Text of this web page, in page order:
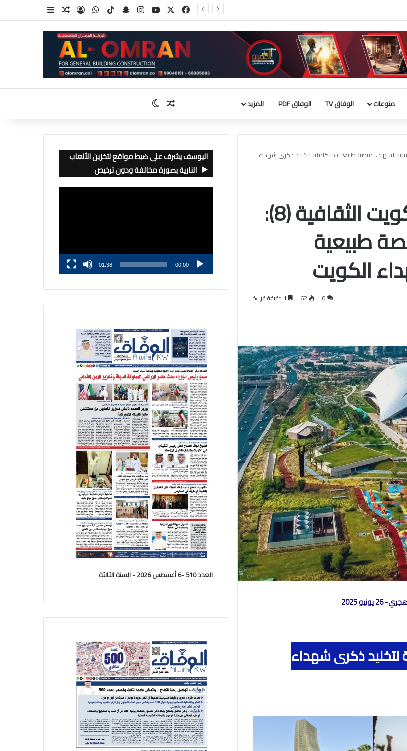
تحرك لحشد موقف دولي لاحترام الوضع التاريخي بالقدس فيسبوك ‫YouTubeانستقرامسناب تشات
‫TikTokواتسابتسجيل الدخول
مقال عشوائي
إضافة عمود
منوعات الوفاق TV الوفاق PDF المزيد مقال عشوائي
الوضع المظلم
الكويت الثقافية (8): متحف حديقة الشهيد.. منصة طبيعية متكاملة لتخليد ذكرى شهداء
مبادرة الوفاق | معالم الكويت الثقافية (8):
طبيعية
الكويت
0
62
ذكرى شهداء
اليوسف يشرف على ضبط مواقع لتخزين الألعاب
النارية بصورة مخالفة ودون ترخيص
00:00
01:38
العدد 510 -6 أغسطس 2026 - السنة الثالثة